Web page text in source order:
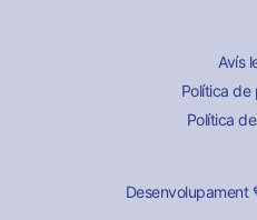
Avís
Política de
Política
Desenvolupament